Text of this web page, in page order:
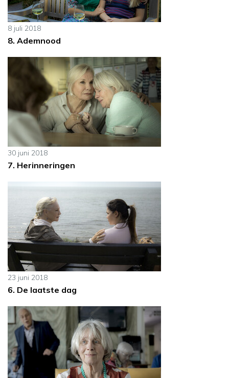
8 juli 2018
8. Ademnood
30 juni 2018
7. Herinneringen
23 juni 2018
6. De laatste dag